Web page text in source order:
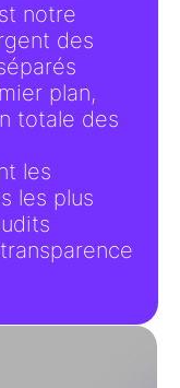
notre
des
plan,
totale des
les
les plus